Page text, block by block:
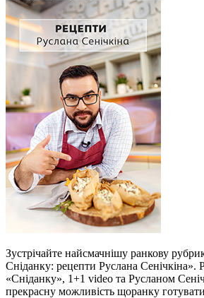
Зустрічайте найсмачнішу ранкову
Сніданку: рецепти Руслана Сенічкіна».
«Сніданку», 1+1 video та Русланом
прекрасну можливість щоранку